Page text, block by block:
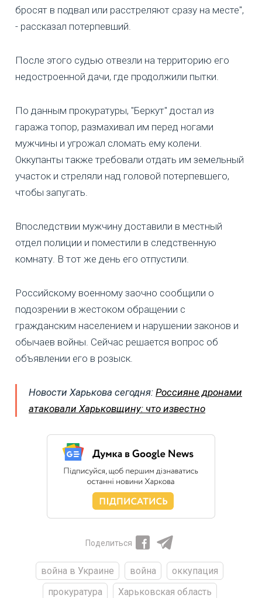
бросят в подвал или расстреляют сразу на месте",
- рассказал потерпевший.
После этого судью отвезли на территорию его
недостроенной дачи, где продолжили пытки.
По данным прокуратуры, "Беркут" достал из
гаража топор, размахивал им перед ногами
мужчины и угрожал сломать ему колени.
Оккупанты также требовали отдать им земельный
участок и стреляли над головой потерпевшего,
чтобы запугать.
Впоследствии мужчину доставили в местный
отдел полиции и поместили в следственную
комнату. В тот же день его отпустили.
Российскому военному заочно сообщили о
подозрении в жестоком обращении с
гражданским населением и нарушении законов и
обычаев войны. Сейчас решается вопрос об
объявлении его в розыск.
Новости Харькова сегодня: Россияне дронами
атаковали Харьковщину: что известно
Поделиться
война в Украине война
оккупация
прокуратура
Харьковская область